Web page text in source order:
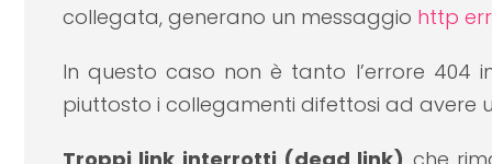
collegata, generano un messaggio http
In questo caso non è tanto l’errore
piuttosto i collegamenti difettosi ad avere